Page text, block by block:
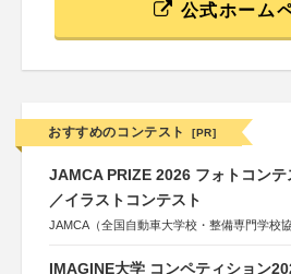
公式ホーム
おすすめのコンテスト [PR]
JAMCA PRIZE 2026 フォトコンテ
／イラストコンテスト
JAMCA（全国自動車大学校・整備専門学校協
IMAGINE大学 コンペティション